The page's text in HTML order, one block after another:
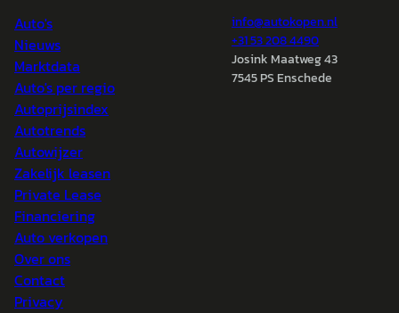
Auto's
Nieuws
Marktdata
Auto's per regio
Autoprijsindex
Autotrends
Autowijzer
Zakelijk leasen
Private Lease
Financiering
Auto verkopen
Over ons
Contact
Privacy
info@autokopen.nl
+31 53 208 4490
Josink Maatweg 43
7545 PS Enschede